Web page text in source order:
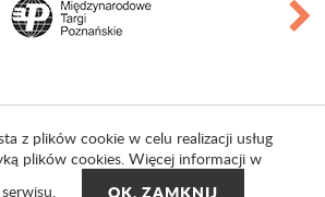
z plików cookie w celu realizacji usług
plików cookies. Więcej informacji w
serwisu.